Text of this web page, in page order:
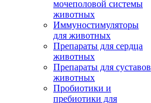
мочеполовой системы
животных
Иммуностимуляторы
для животных
Препараты для сердца
животных
Препараты для суставов
животных
Пробиотики и
пребиотики для